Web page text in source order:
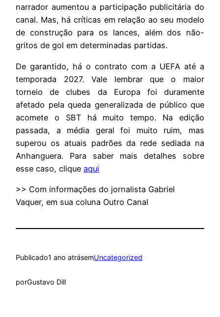
narrador aumentou a participação publicitária do
canal. Mas, há críticas em relação ao seu modelo
de construção para os lances, além dos não-
gritos de gol em determinadas partidas.
De garantido, há o contrato com a UEFA até a
temporada 2027. Vale lembrar que o maior
torneio de clubes da Europa foi duramente
afetado pela queda generalizada de público que
acomete o SBT há muito tempo. Na edição
passada, a média geral foi muito ruim, mas
superou os atuais padrões da rede sediada na
Anhanguera. Para saber mais detalhes sobre
esse caso, clique aqui
>> Com informações do jornalista Gabriel
Vaquer, em sua coluna Outro Canal
Publicado1 ano atrásemUncategorized
porGustavo Dill